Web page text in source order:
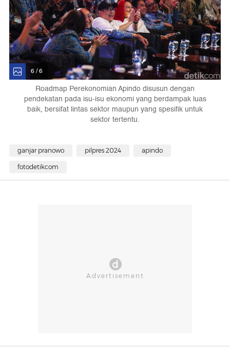
6 / 6
Roadmap Perekonomian Apindo disusun dengan
pendekatan pada isu-isu ekonomi yang berdampak luas
baik, bersifat lintas sektor maupun yang spesifik untuk
sektor tertentu.
ganjar pranowo pilpres 2024 apindo
fotodetikcom